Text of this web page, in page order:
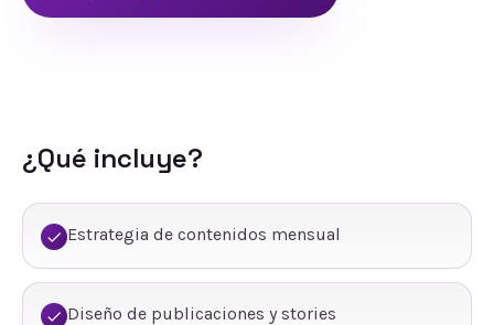
¿Qué incluye?
Estrategia de contenidos mensual
Diseño de publicaciones y stories